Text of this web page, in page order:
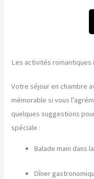
Les activités romantiques
Votre séjour en chambre
mémorable si vous
quelques suggestions
spéciale :
Balade main dans
Dîner